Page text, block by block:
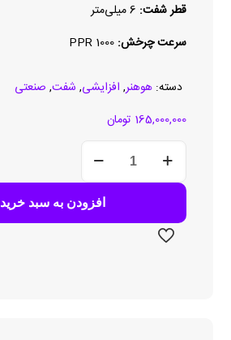
قطر شفت:
سرعت چرخش:1000 PPR
دسته:هوهنر, افزایشی, شفت, صنعتی
165,000,000 تومان
انکودر
E36
CM
BiSS
افزودن به سبد خرید